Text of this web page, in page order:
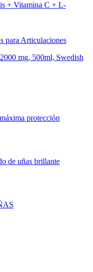
+ Vitamina C + L-
mg, 500ml, Swedish